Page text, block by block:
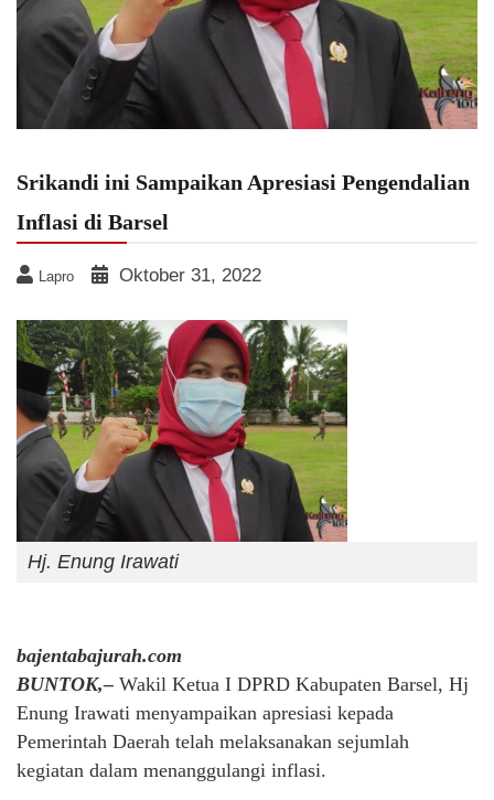
Srikandi ini Sampaikan Apresiasi Pengendalian
Inflasi di Barsel
Lapro Oktober 31, 2022
Hj. Enung Irawati
bajentabajurah.com
BUNTOK,– Wakil Ketua I DPRD Kabupaten Barsel, Hj
Enung Irawati menyampaikan apresiasi kepada
Pemerintah Daerah telah melaksanakan sejumlah
kegiatan dalam menanggulangi inflasi.